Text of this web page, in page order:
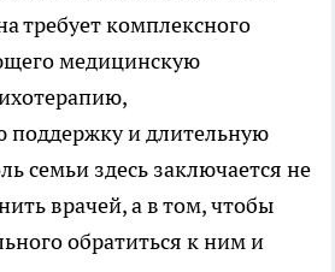
требует комплексного
медицинскую
поддержку и длительную
семьи здесь заключается не
врачей, а в том, чтобы
обратиться к ним и